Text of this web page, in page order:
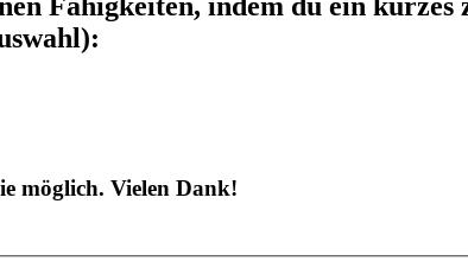
Fähigkeiten, indem du ein
möglich. Vielen Dank!